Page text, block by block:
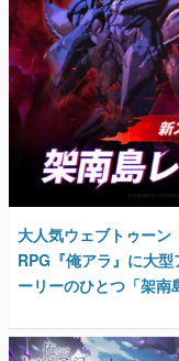
若ゲ
『うつヌ
一先生に
なん
ゲーム開
具体的な
です。
ゲー
の起源や
イニーP
カテゴリ
特集記事
大人気ウェブトゥー
RPG『俺アラ』に大
ーリーのひとつ「架南